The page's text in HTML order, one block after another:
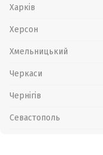
Харків
Херсон
Хмельницький
Черкаси
Чернігів
Севастополь